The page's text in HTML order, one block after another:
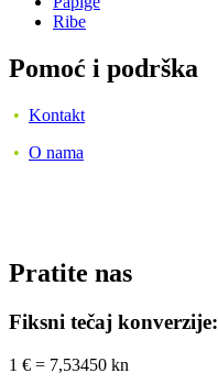
Ribe
Pomoć i podrška
• Kontakt
• O nama
Pratite nas
Fiksni tečaj konverzije:
1 € = 7,53450 kn